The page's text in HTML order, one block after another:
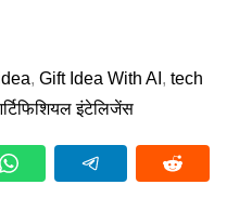
, Gift Idea With AI , tech
इंटेलिजेंस